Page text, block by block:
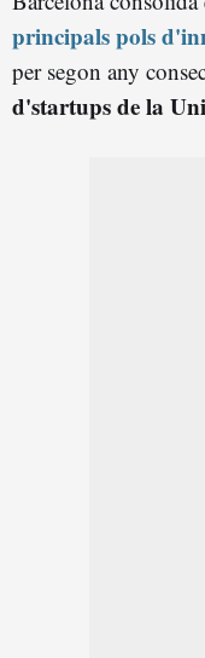
principals pols
per segon any
d'startups de la